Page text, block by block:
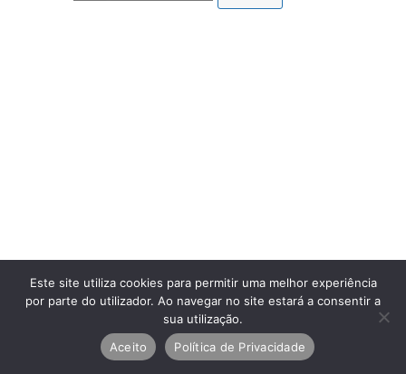
Este site utiliza cookies para permitir uma melhor experiência
por parte do utilizador. Ao navegar no site estará a consentir a
sua utilização.
Aceito
Política de Privacidade